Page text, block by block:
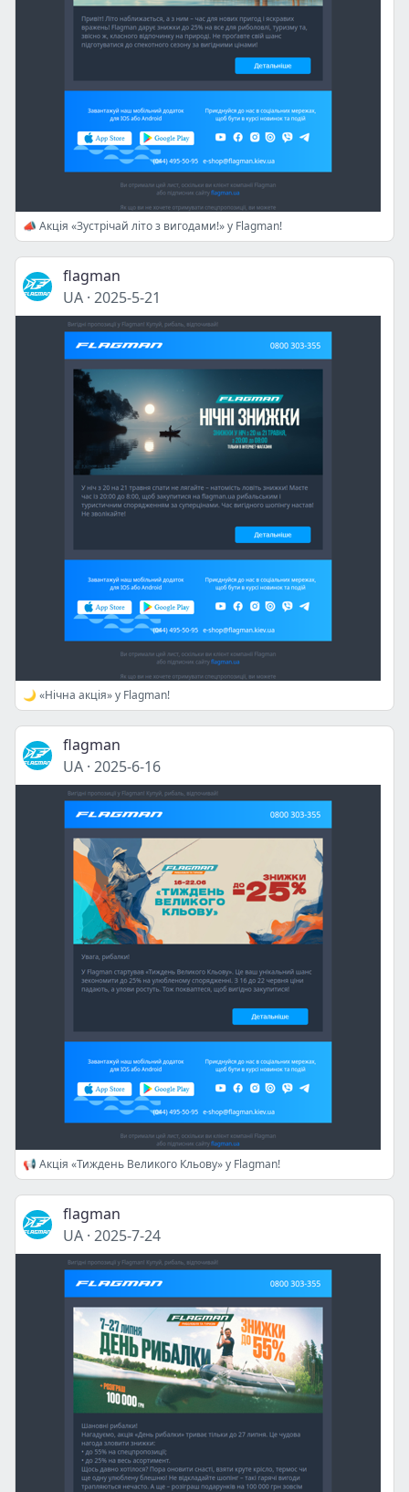
📣 Акція «Зустрічай літо з вигодами!» у Flagman!
flagman
UA · 2025-5-21
🌙 «Нічна акція» у Flagman!
flagman
UA · 2025-6-16
📢 Акція «Тиждень Великого Кльову» у Flagman!
flagman
UA · 2025-7-24